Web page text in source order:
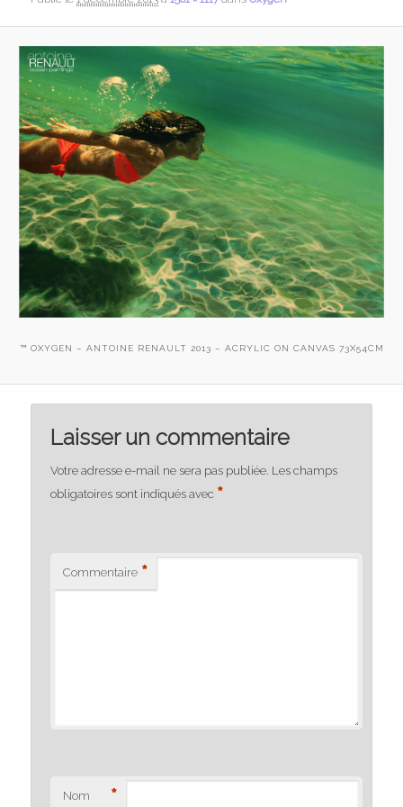
™ OXYGEN – ANTOINE RENAULT 2013 – ACRYLIC ON CANVAS 73X54CM
Laisser un commentaire
Votre adresse e-mail ne sera pas publiée. Les champs
obligatoires sont indiqués avec *
Commentaire *
Nom *